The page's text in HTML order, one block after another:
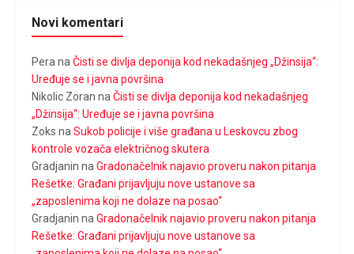
Novi komentari
Pera na Čisti se divlja deponija kod nekadašnjeg „Džinsija“:
Uređuje se i javna površina
Nikolic Zoran na Čisti se divlja deponija kod nekadašnjeg
„Džinsija“: Uređuje se i javna površina
Zoks na Sukob policije i više građana u Leskovcu zbog
kontrole vozača električnog skutera
Gradjanin na Gradonačelnik najavio proveru nakon pitanja
Rešetke: Građani prijavljuju nove ustanove sa
„zaposlenima koji ne dolaze na posao“
Gradjanin na Gradonačelnik najavio proveru nakon pitanja
Rešetke: Građani prijavljuju nove ustanove sa